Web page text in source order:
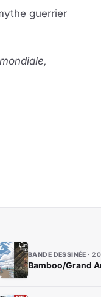
guerrier
BANDE DESSINÉE
Bamboo/Grand